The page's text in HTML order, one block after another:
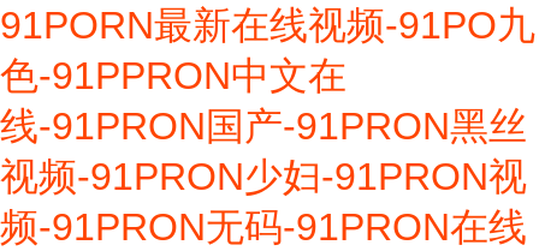
91PORN最新在线视频-91PO九
色-91PPRON中文在
线-91PRON国产-91PRON黑丝
视频-91PRON少妇-91PRON视
频-91PRON无码-91PRON在线